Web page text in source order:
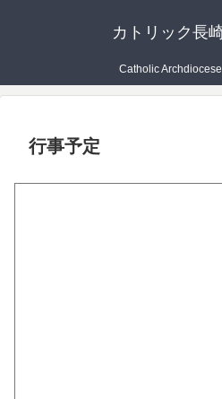
カトリック長
Catholic
行事予定